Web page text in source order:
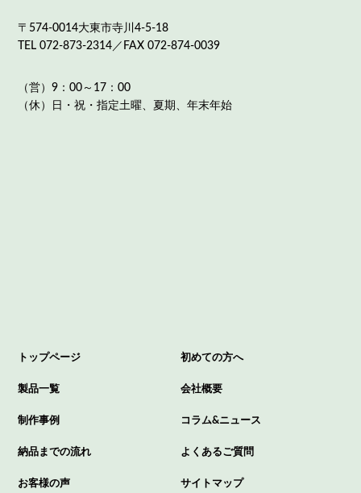
〒574-0014大東市寺川4-5-18
TEL 072-873-2314／FAX 072-874-0039
（営）9：00～17：00
（休）日・祝・指定土曜、夏期、年末年始
トップページ
製品一覧
制作事例
納品までの流れ
お客様の声
初めての方へ
会社概要
コラム&ニュース
よくあるご質問
サイトマップ